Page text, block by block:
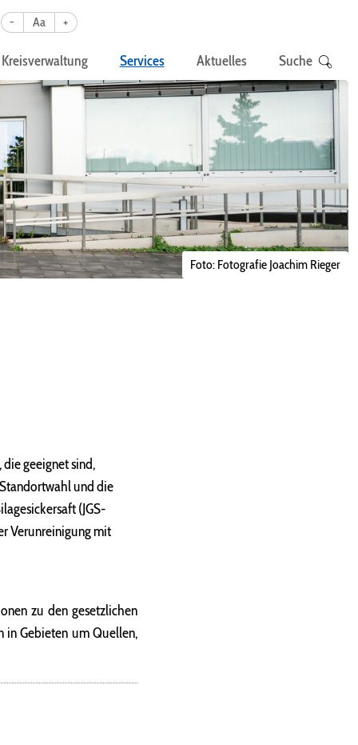
- Aa +
Kreisverwaltung Services Aktuelles Suche
Foto: Fotografie Joachim Rieger
geeignet sind,
und die
(JGS-
Verunreinigung mit
zu den gesetzlichen
in Gebieten um Quellen,